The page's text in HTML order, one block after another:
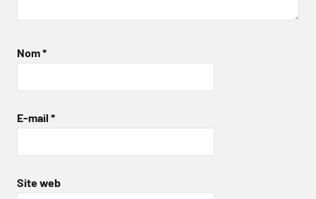
Nom*
E-mail *
Site web